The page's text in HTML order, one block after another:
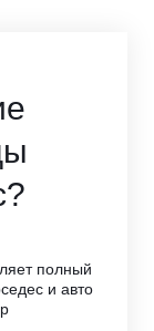
полный
и авто